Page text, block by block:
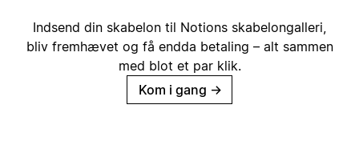
Indsend din skabelon til Notions skabelongalleri,
bliv fremhævet og få endda betaling – alt sammen
med blot et par klik.
Kom i gang →